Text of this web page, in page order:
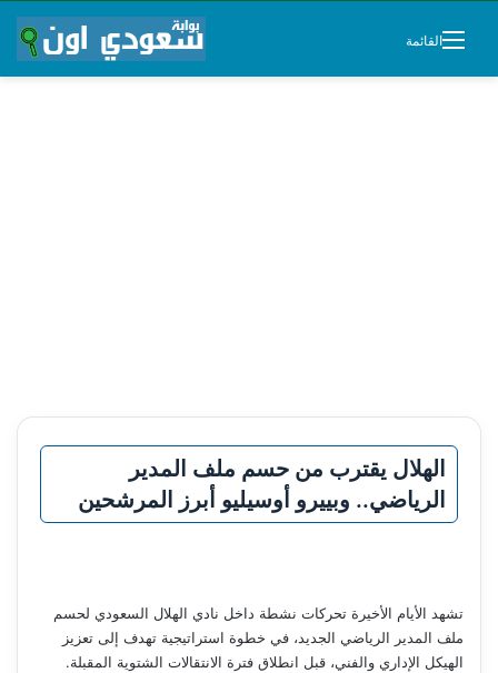
القائمة
الهلال يقترب من حسم ملف المدير
الرياضي.. وبييرو أوسيليو أبرز المرشحين
تشهد الأيام الأخيرة تحركات نشطة داخل نادي الهلال السعودي لحسم
ملف المدير الرياضي الجديد، في خطوة استراتيجية تهدف إلى تعزيز
الهيكل الإداري والفني، قبل انطلاق فترة الانتقالات الشتوية المقبلة.